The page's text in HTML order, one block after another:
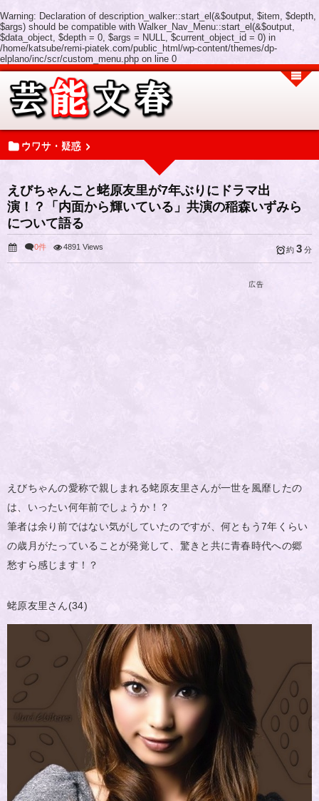
Warning: Declaration of description_walker::start_el(&$output, $item, $depth,
$args) should be compatible with Walker_Nav_Menu::start_el(&$output,
$data_object, $depth = 0, $args = NULL, $current_object_id = 0) in
/home/katsube/remi-piatek.com/public_html/wp-content/themes/dp-
elplano/inc/scr/custom_menu.php on line 0
ウワサ・疑惑
えびちゃんこと蛯原友里が7年ぶりにドラマ出
演！？「内面から輝いている」共演の稲森いずみら
について語る
0件 4891 Views 約 3 分
広告
えびちゃんの愛称で親しまれる蛯原友里さんが一世を風靡したの
は、いったい何年前でしょうか！？
筆者は余り前ではない気がしていたのですが、何ともう7年くらい
の歳月がたっていることが発覚して、驚きと共に青春時代への郷
愁すら感じます！？
蛯原友里さん(34)